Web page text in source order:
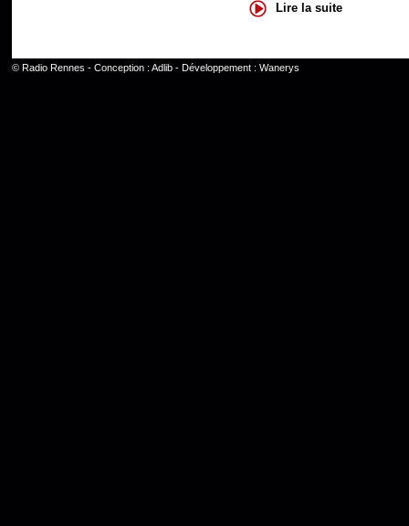
Lire la suite
© Radio Rennes - Conception : Adlib- Développement : Wanerys